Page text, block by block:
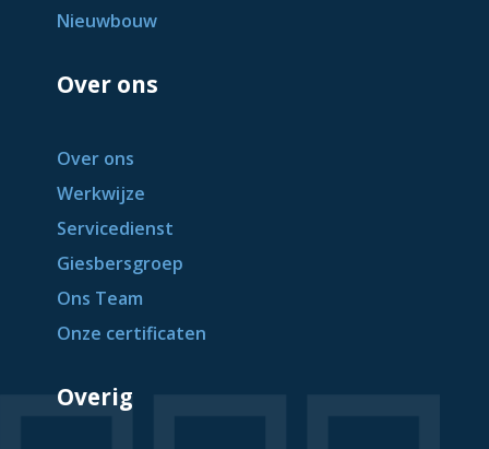
Nieuwbouw
Over ons
Over ons
Werkwijze
Servicedienst
Giesbersgroep
Ons Team
Onze certificaten
Overig